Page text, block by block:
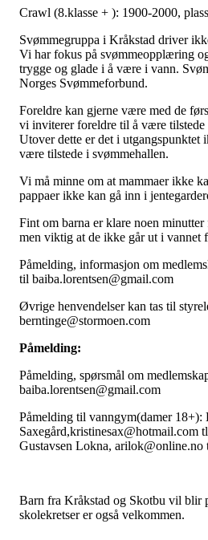
Crawl (8.klasse + ): 1900-2000,
Svømmegruppa i Kråkstad driver
Vi har fokus på svømmeopplæring
trygge og glade i å være i vann.
Norges Svømmeforbund.
Foreldre kan gjerne være med de
vi inviterer foreldre til å være tilstede
Utover dette er det i utgangspunktet
være tilstede i svømmehallen.
Vi må minne om at mammaer ikke
pappaer ikke kan gå inn i
Fint om barna er klare noen
men viktig at de ikke går ut i vannet
Påmelding, informasjon om
til baiba.lorentsen@gmail.com
Øvrige henvendelser kan tas til
berntinge@stormoen.com
Påmelding:
Påmelding, spørsmål om
baiba.lorentsen@gmail.com
Påmelding til vanngym(damer 18+):
Saxegård,kristinesax@hotmail.com
Gustavsen Lokna, arilok@online.no
Barn fra Kråkstad og Skotbu vil blir
skolekretser er også velkommen.